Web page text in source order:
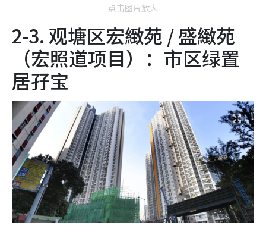
点击图片放大
2-3. 观塘区宏緻苑 / 盛緻苑
（宏照道项目）：市区绿置
居孖宝